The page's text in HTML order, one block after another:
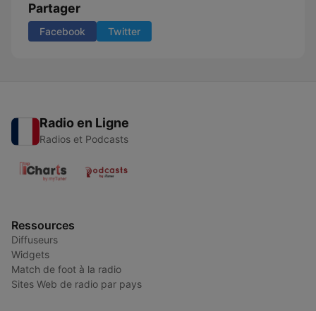
Partager
Facebook Twitter
Radio en Ligne
Radios et Podcasts
Ressources
Diffuseurs
Widgets
Match de foot à la radio
Sites Web de radio par pays